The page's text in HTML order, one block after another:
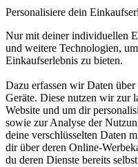
Personalisiere dein
Nur mit deiner individuellen
und weitere Technologien,
Einkaufserlebnis zu bieten.
Dazu erfassen wir Daten
Geräte. Diese nutzen wir zur
Website und um dir
sowie zur Analyse der
deine verschlüsselten Daten
dir über deren Online-
du deren Dienste bereits